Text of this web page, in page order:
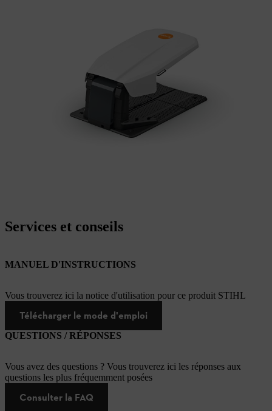
Services et conseils
MANUEL D'INSTRUCTIONS
Vous trouverez ici la notice d'utilisation pour ce produit STIHL
Télécharger le mode d'emploi
QUESTIONS / RÉPONSES
Vous avez des questions ? Vous trouverez ici les réponses aux
questions les plus fréquemment posées
Consulter la FAQ